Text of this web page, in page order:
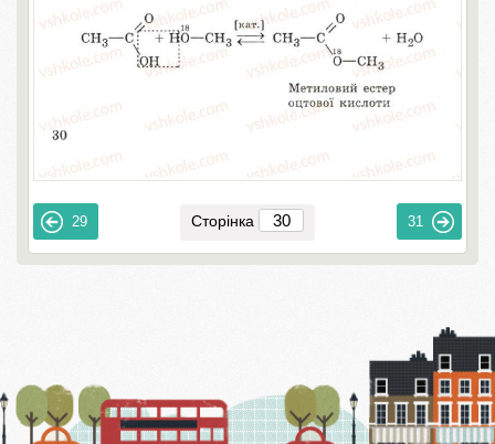
29 Сторінка 31